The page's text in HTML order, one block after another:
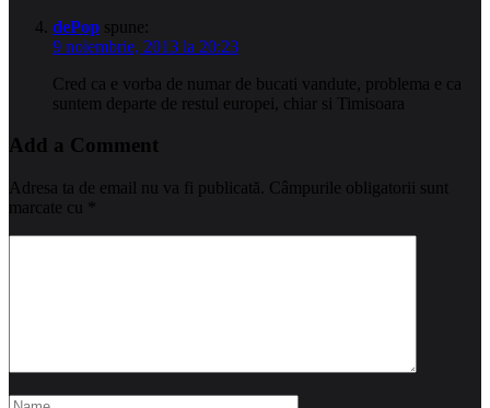
dePop spune:
9 noiembrie, 2013 la 20:23
Cred ca e vorba de numar de bucati vandute, problema e ca
suntem departe de restul europei, chiar si Timisoara
Add a Comment
Adresa ta de email nu va fi publicată. Câmpurile obligatorii sunt
marcate cu